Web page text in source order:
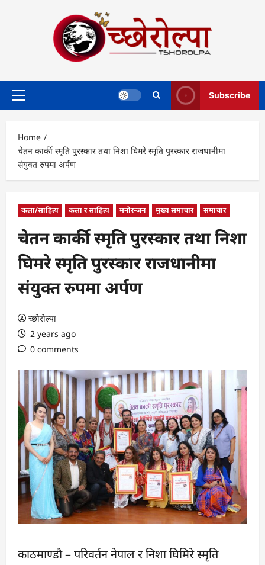
Primary
Subscribe
Home
चेतन कार्की स्मृति पुरस्कार तथा निशा घिमरे स्मृति पुरस्कार राजधानीमा
संयुक्त रुपमा अर्पण
कला/साहित्य कला र साहित्य मनोरन्जन मुख्य समाचार समाचार
चेतन कार्की स्मृति पुरस्कार तथा निशा
घिमरे स्मृति पुरस्कार राजधानीमा
संयुक्त रुपमा अर्पण
च्छोरोल्पा
2 years ago
0 comments
काठमाण्डौ – परिवर्तन नेपाल र निशा घिमिरे स्मृति